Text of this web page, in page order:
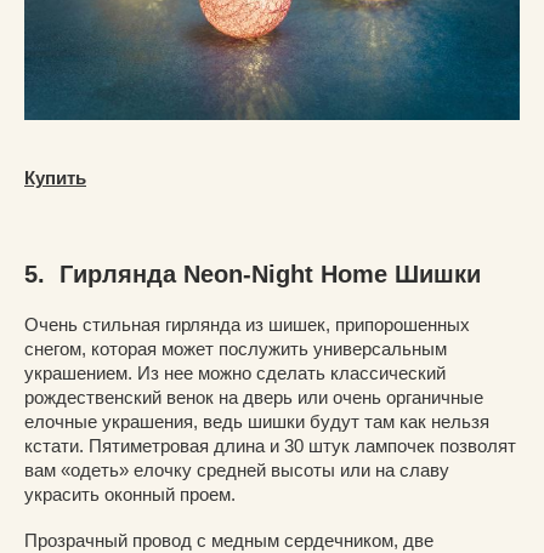
Купить
5. Гирлянда Neon-Night Home Шишки
Очень стильная гирлянда из шишек, припорошенных
снегом, которая может послужить универсальным
украшением. Из нее можно сделать классический
рождественский венок на дверь или очень органичные
елочные украшения, ведь шишки будут там как нельзя
кстати. Пятиметровая длина и 30 штук лампочек позволят
вам «одеть» елочку средней высоты или на славу
украсить оконный проем.
Прозрачный провод с медным сердечником, две